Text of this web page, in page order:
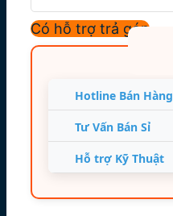
Có hỗ trợ trả góp
Hotline Bán Hàng
Tư Vấn Bán Sỉ
Hỗ trợ Kỹ Thuật